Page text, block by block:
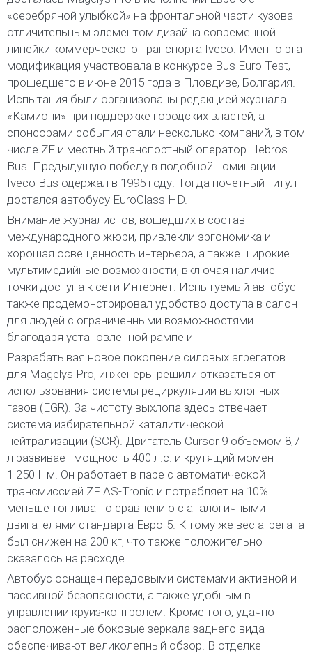
«серебряной улыбкой» на фронтальной части кузова –
отличительным элементом дизайна современной
линейки коммерческого транспорта Iveco. Именно эта
модификация участвовала в конкурсе Bus Euro Test,
прошедшего в июне 2015 года в Пловдиве, Болгария.
Испытания были организованы редакцией журнала
«Камиони» при поддержке городских властей, а
спонсорами события стали несколько компаний, в том
числе ZF и местный транспортный оператор Hebros
Bus. Предыдущую победу в подобной номинации
Iveco Bus одержал в 1995 году. Тогда почетный титул
достался автобусу EuroClass HD.
Внимание журналистов, вошедших в состав
международного жюри, привлекли эргономика и
хорошая освещенность интерьера, а также широкие
мультимедийные возможности, включая наличие
точки доступа к сети Интернет. Испытуемый автобус
также продемонстрировал удобство доступа в салон
для людей с ограниченными возможностями
благодаря установленной рампе и
Разрабатывая новое поколение силовых агрегатов
для Magelys Pro, инженеры решили отказаться от
использования системы рециркуляции выхлопных
газов (EGR). За чистоту выхлопа здесь отвечает
система избирательной каталитической
нейтрализации (SCR). Двигатель Cursor 9 объемом 8,7
л развивает мощность 400 л.с. и крутящий момент
1 250 Нм. Он работает в паре с автоматической
трансмиссией ZF AS-Tronic и потребляет на 10%
меньше топлива по сравнению с аналогичными
двигателями стандарта Евро-5. К тому же вес агрегата
был снижен на 200 кг, что также положительно
сказалось на расходе.
Автобус оснащен передовыми системами активной и
пассивной безопасности, а также удобным в
управлении круиз-контролем. Кроме того, удачно
расположенные боковые зеркала заднего вида
обеспечивают великолепный обзор. В отделке